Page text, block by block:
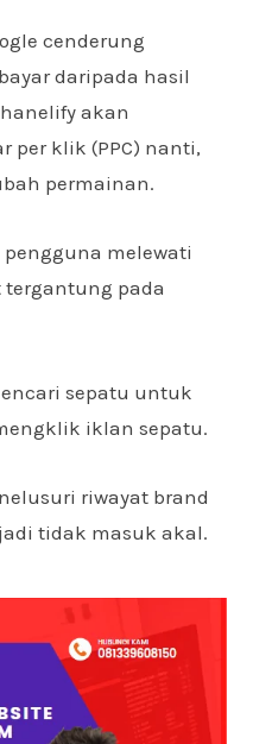
cenderung
daripada hasil
akan
per klik (PPC) nanti,
permainan.
melewati
pada
sepatu untuk
iklan sepatu.
riwayat brand
tidak masuk akal.